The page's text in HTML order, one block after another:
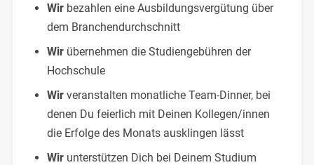
Wirbezahlen eine Ausbildungsvergütung über
dem Branchendurchschnitt
Wirübernehmen die Studiengebühren der
Hochschule
Wirveranstalten monatliche Team-Dinner, bei
denen Du feierlich mit Deinen Kollegen/innen
die Erfolge des Monats ausklingen lässt
Wirunterstützen Dich bei Deinem Studium